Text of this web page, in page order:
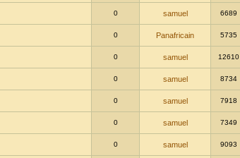
0 samuel 6689
0 Panafricain 5735
0 samuel 12610
0 samuel 8734
0 samuel 7918
0 samuel 7349
0 samuel 9093